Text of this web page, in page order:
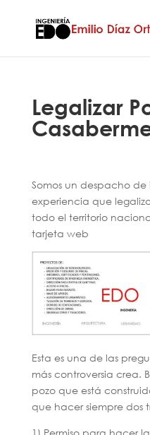
Legalizar
Somos un despacho
experiencia que
todo el territorio
tarjeta web
Esta es una de las
más controversia crea.
pozo que está
que hacer siempre dos